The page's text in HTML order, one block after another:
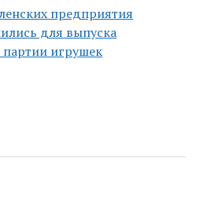
предприятия
для выпуска
игрушек